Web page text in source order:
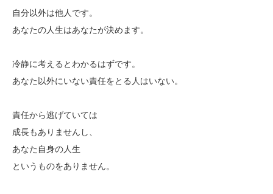
自分以外は他人です。
あなたの人生はあなたが決めます。
冷静に考えるとわかるはずです。
あなた以外にいない責任をとる人はいない。
責任から逃げていては
成長もありませんし、
あなた自身の人生
というものをありません。